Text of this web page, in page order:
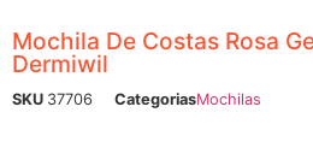
Mochila De Costas Rosa
Dermiwil
SKU 37706 CategoriasMochilas